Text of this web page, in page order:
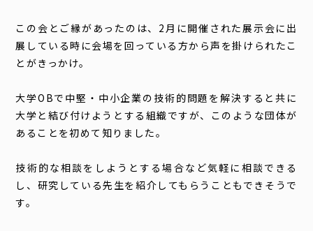
この会とご縁があったのは、2月に開催された展示会に出
展している時に会場を回っている方から声を掛けられたこ
とがきっかけ。
大学OBで中堅・中小企業の技術的問題を解決すると共に
大学と結び付けようとする組織ですが、このような団体が
あることを初めて知りました。
技術的な相談をしようとする場合など気軽に相談できる
し、研究している先生を紹介してもらうこともできそうで
す。